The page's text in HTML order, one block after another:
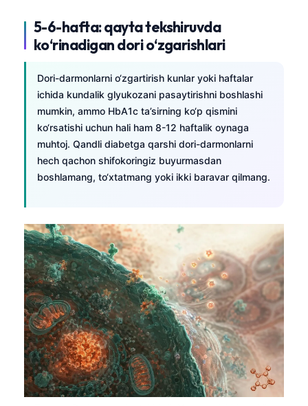
5-6-hafta: qayta tekshiruvda
ko‘rinadigan dori o‘zgarishlari
Dori-darmonlarni o‘zgartirish kunlar yoki haftalar
ichida kundalik glyukozani pasaytirishni boshlashi
mumkin, ammo HbA1c ta’sirning ko‘p qismini
ko‘rsatishi uchun hali ham 8-12 haftalik oynaga
muhtoj. Qandli diabetga qarshi dori-darmonlarni
hech qachon shifokoringiz buyurmasdan
boshlamang, to‘xtatmang yoki ikki baravar qilmang.
Bosanski
Azərbaycan dili
Eesti
日本語
Čeština
ქართული
Русский
Lietuvių kalba
Slovenščina
Magyar
Shqip
বাংলা
اردو
मराठी
తెలుగు